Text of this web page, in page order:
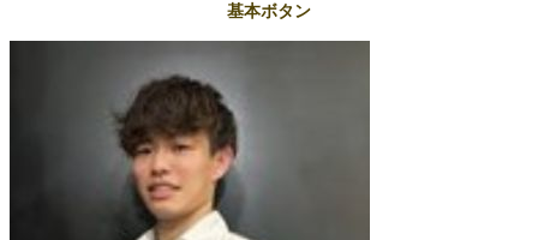
基本ボタン